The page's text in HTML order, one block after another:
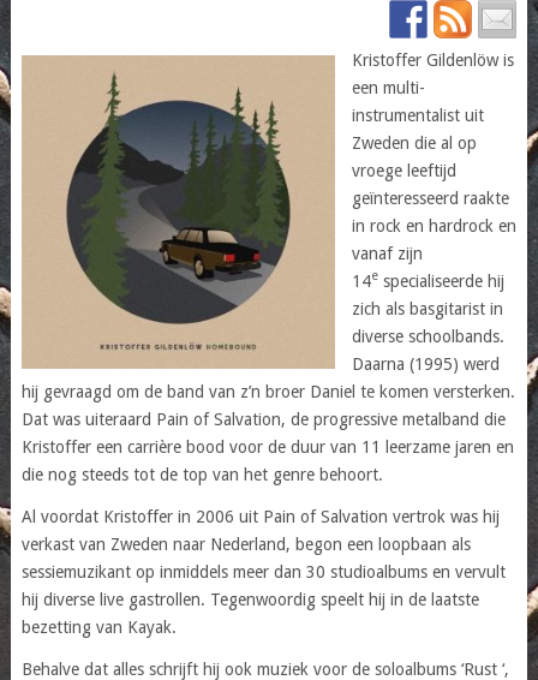
Kristoffer Gildenlöw is
een multi-
instrumentalist uit
Zweden die al op
vroege leeftijd
geïnteresseerd raakte
in rock en hardrock en
vanaf zijn
14especialiseerde hij
zich als basgitarist in
diverse schoolbands.
Daarna (1995) werd
hij gevraagd om de band van z’n broer Daniel te komen versterken.
Dat was uiteraard Pain of Salvation, de progressive metalband die
Kristoffer een carrière bood voor de duur van 11 leerzame jaren en
die nog steeds tot de top van het genre behoort.
Al voordat Kristoffer in 2006 uit Pain of Salvation vertrok was hij
verkast van Zweden naar Nederland, begon een loopbaan als
sessiemuzikant op inmiddels meer dan 30 studioalbums en vervult
hij diverse live gastrollen. Tegenwoordig speelt hij in de laatste
bezetting van Kayak.
Behalve dat alles schrijft hij ook muziek voor de soloalbums ‘Rust ‘,